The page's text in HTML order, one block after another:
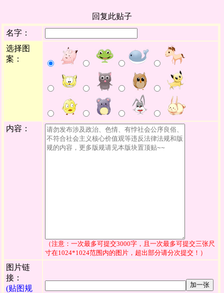
回复此贴子
名字：
选择图
案：
内容：
（注意：一次最多可提交3000字，且一次最多可提交三张尺
寸在1024*1024范围内的图片，超出部分请分次提交！）
图片链
接：
(贴图规
加一张